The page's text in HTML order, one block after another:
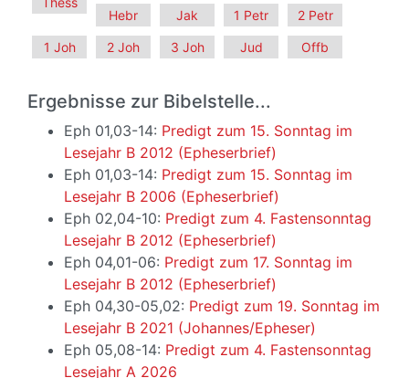
Hebr Jak 1 Petr 2 Petr
1 Joh 2 Joh 3 Joh Jud Offb
Ergebnisse zur Bibelstelle...
Eph 01,03-14: Predigt zum 15. Sonntag im
Lesejahr B 2012 (Epheserbrief)
Eph 01,03-14: Predigt zum 15. Sonntag im
Lesejahr B 2006 (Epheserbrief)
Eph 02,04-10: Predigt zum 4. Fastensonntag
Lesejahr B 2012 (Epheserbrief)
Eph 04,01-06: Predigt zum 17. Sonntag im
Lesejahr B 2012 (Epheserbrief)
Eph 04,30-05,02: Predigt zum 19. Sonntag im
Lesejahr B 2021 (Johannes/Epheser)
Eph 05,08-14: Predigt zum 4. Fastensonntag
Lesejahr A 2026